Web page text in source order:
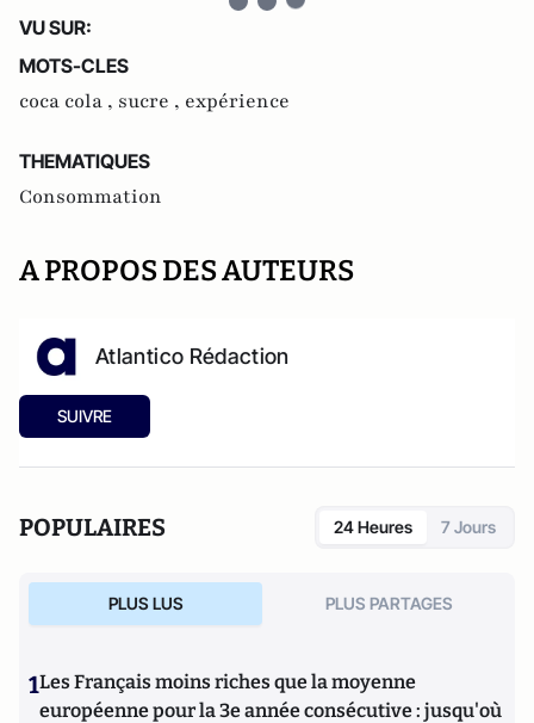
VU SUR:
MOTS-CLES
coca cola , sucre , expérience
THEMATIQUES
Consommation
A PROPOS DES AUTEURS
Atlantico Rédaction
SUIVRE
POPULAIRES 24 Heures 7 Jours
PLUS LUS PLUS PARTAGES
1Les Français moins riches que la moyenne
européenne pour la 3e année consécutive : jusqu'où